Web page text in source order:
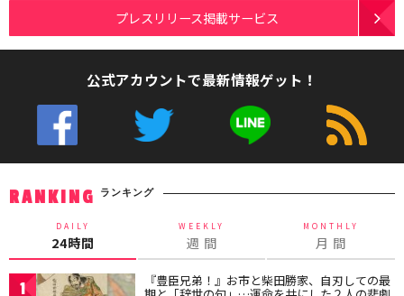
プレスリリース掲載サービス
公式アカウントで最新情報ゲット！
RANKING ランキング
DAILY
24時間
WEEKLY
週 間
MONTHLY
月 間
1 『豊臣兄弟！』お市と柴田勝家、自刃しての最